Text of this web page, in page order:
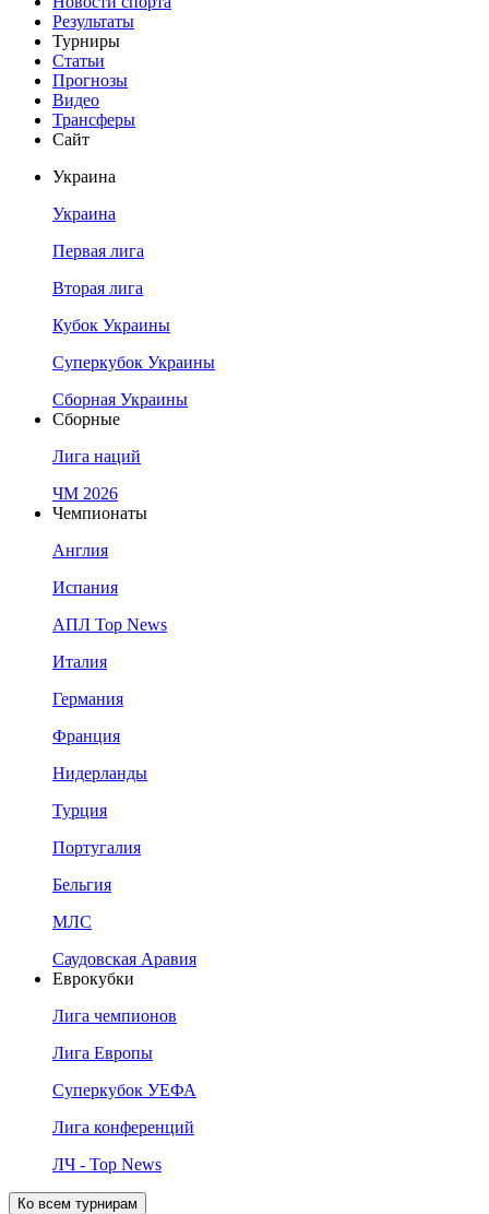
Результаты
Турниры
Статьи
Прогнозы
Видео
Трансферы
Сайт
Украина
Украина
Первая лига
Вторая лига
Кубок Украины
Суперкубок Украины
Сборная Украины
Сборные
Лига наций
ЧМ 2026
Чемпионаты
Англия
Испания
АПЛ Top News
Италия
Германия
Франция
Нидерланды
Турция
Португалия
Бельгия
МЛС
Саудовская Аравия
Еврокубки
Лига чемпионов
Лига Европы
Суперкубок УЕФА
Лига конференций
ЛЧ - Top News
Ко всем турнирам